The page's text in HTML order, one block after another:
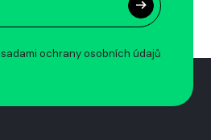
ochrany osobních údajů